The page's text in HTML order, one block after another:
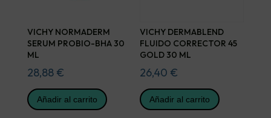
VICHY NORMADERM
SERUM PROBIO-BHA 30
ML
28,88 €
Añadir al carrito
VICHY DERMABLEND
FLUIDO CORRECTOR 45
GOLD 30 ML
26,40 €
Añadir al carrito